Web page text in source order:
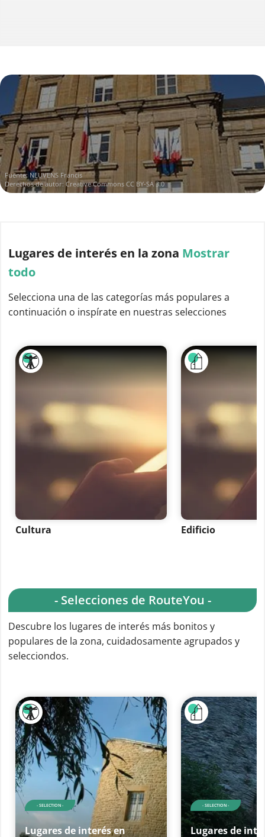
Fuente: NEUVENS Francis
Derechos de autor: Creative Commons CC BY-SA 3.0
Lugares de interés en la zona Mostrar
todo
Selecciona una de las categorías más populares a
continuación o inspírate en nuestras selecciones
Cultura Edificio
- Selecciones de RouteYou -
Descubre los lugares de interés más bonitos y
populares de la zona, cuidadosamente agrupados y
selecciondos.
- SELECTION -
Lugares de interés en
- SELECTION -
Lugares de